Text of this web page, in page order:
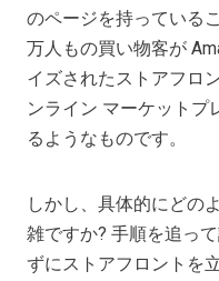
のページを持っている
万人もの買い物客が
イズされたストアフロ
ンライン マーケットプ
るようなものです。
しかし、具体的にどの
雑ですか? 手順を追っ
ずにストアフロントを